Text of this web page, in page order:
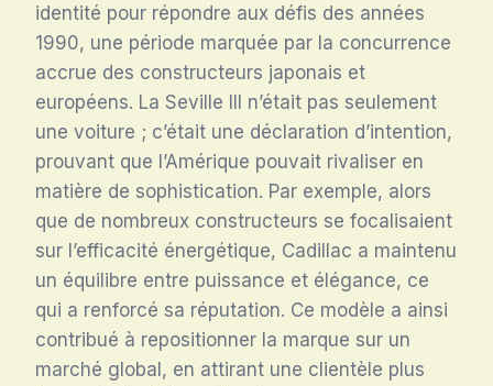
identité pour répondre aux défis des années
1990, une période marquée par la concurrence
accrue des constructeurs japonais et
européens. La Seville III n’était pas seulement
une voiture ; c’était une déclaration d’intention,
prouvant que l’Amérique pouvait rivaliser en
matière de sophistication. Par exemple, alors
que de nombreux constructeurs se focalisaient
sur l’efficacité énergétique, Cadillac a maintenu
un équilibre entre puissance et élégance, ce
qui a renforcé sa réputation. Ce modèle a ainsi
contribué à repositionner la marque sur un
marché global, en attirant une clientèle plus